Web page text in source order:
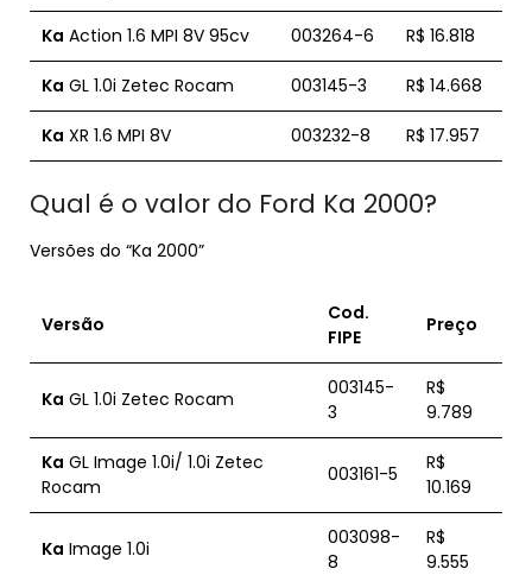
Ka Action 1.6 MPI 8V 95cv 003264-6 R$ 16.818
Ka GL 1.0i Zetec Rocam 003145-3 R$ 14.668
Ka XR 1.6 MPI 8V 003232-8 R$ 17.957
Qual é o valor do Ford Ka 2000?
Versões do “Ka 2000”
Versão
Cod.
FIPE
Preço
Ka GL 1.0i Zetec Rocam
003145-
3
R$
9.789
Ka GL Image 1.0i/ 1.0i Zetec
Rocam
003161-5
R$
10.169
Ka Image 1.0i
003098-
8
R$
9.555